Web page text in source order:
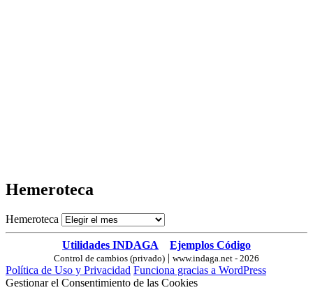
Hemeroteca
Hemeroteca
Utilidades INDAGA Ejemplos Código
Control de cambios (privado) | www.indaga.net - 2026
Política de Uso y Privacidad Funciona gracias a WordPress
Gestionar el Consentimiento de las Cookies